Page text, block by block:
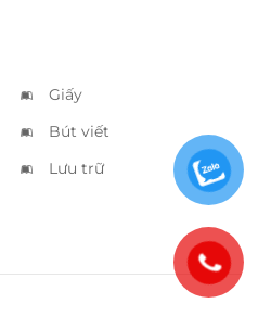
Giấy
Bút viết
Lưu trữ